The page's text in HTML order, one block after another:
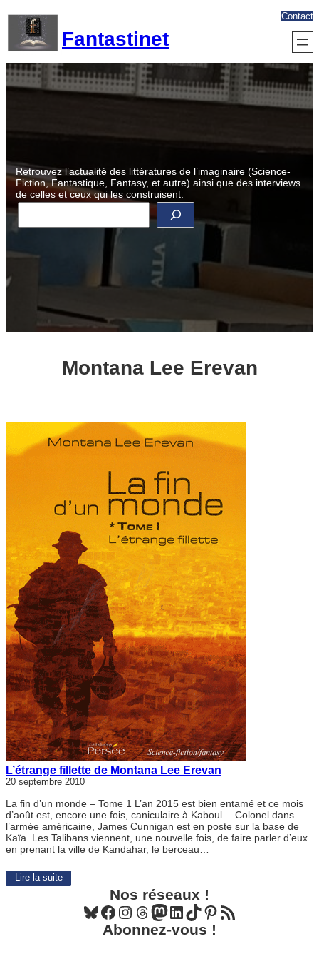
contenu
Fantastinet
Contact
Retrouvez l’actualité des littératures de l’imaginaire (Science-
Fiction, Fantastique, Fantasy, et autre) ainsi que des interviews
de celles et ceux qui les construisent.
R
e
c
e
Montana Lee Erevan
L’étrange fillette de Montana Lee Erevan
20 septembre 2010
La fin d’un monde – Tome 1 L’an 2015 est bien entamé et ce mois
d’août est, encore une fois, caniculaire à Kaboul… Colonel dans
l’armée américaine, James Cunnigan est en poste sur la base de
Kaïa. Les Talibans viennent, une nouvelle fois, de faire parler d’eux
en prenant la ville de Kandahar, le berceau…
Lire la suite
Nos réseaux !
Bluesky Facebook Instagram Threads Mastodon LinkedIn TikTok Pinterest Flux RSS
Abonnez-vous !